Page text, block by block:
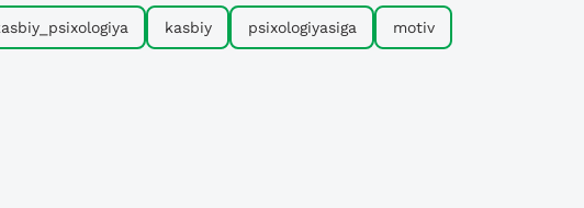
kasbiy psixologiyasiga motiv